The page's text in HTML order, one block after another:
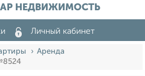
НЕДВИЖИМОСТЬ
Личный кабинет
Аренда